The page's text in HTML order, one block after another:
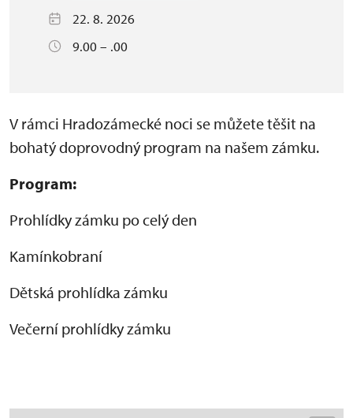
22. 8. 2026
9.00 – .00
V rámci Hradozámecké noci se můžete těšit na
bohatý doprovodný program na našem zámku.
Program:
Prohlídky zámku po celý den
Kamínkobraní
Dětská prohlídka zámku
Večerní prohlídky zámku